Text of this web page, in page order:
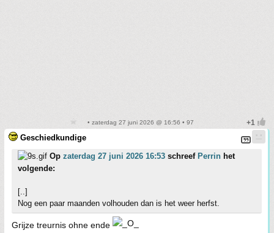
• zaterdag 27 juni 2026 @ 16:56 • 97
Geschiedkundige
Op zaterdag 27 juni 2026 16:53 schreef Perrin het
volgende:
[..]
Nog een paar maanden volhouden dan is het weer herfst.
Grijze treurnis ohne ende